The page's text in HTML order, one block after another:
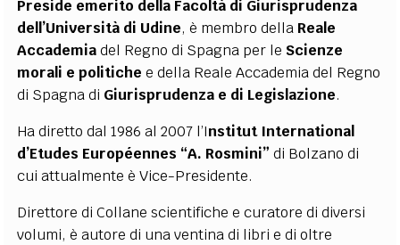
EXTRA
CODICI RUBRICHE LIBRI PROCEEDINGS PUBBLICITÀ CONTATTI
SOCIAL MEDIA
Preside emerito della Facoltà di Giurisprudenza
dell’Università di Udine, è membro della Reale
Accademiadel Regno di Spagna per le Scienze
morali e politiche e della Reale Accademia del Regno
di Spagna di Giurisprudenza e di Legislazione.
Ha diretto dal 1986 al 2007 l’Institut International
d’Etudes Européennes “A. Rosmini” di Bolzano di
cui attualmente è Vice-Presidente.
Direttore di Collane scientifiche e curatore di diversi
volumi, è autore di una ventina di libri e di oltre